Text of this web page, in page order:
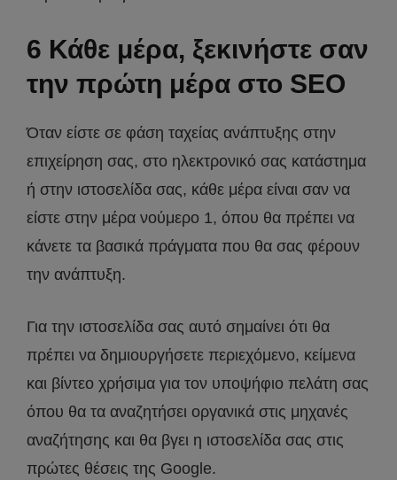
6 Κάθε μέρα, ξεκινήστε σαν
την πρώτη μέρα στο SEO
Όταν είστε σε φάση ταχείας ανάπτυξης στην
επιχείρηση σας, στο ηλεκτρονικό σας κατάστημα
ή στην ιστοσελίδα σας, κάθε μέρα είναι σαν να
είστε στην μέρα νούμερο 1, όπου θα πρέπει να
κάνετε τα βασικά πράγματα που θα σας φέρουν
την ανάπτυξη.
Για την ιστοσελίδα σας αυτό σημαίνει ότι θα
πρέπει να δημιουργήσετε περιεχόμενο, κείμενα
και βίντεο χρήσιμα για τον υποψήφιο πελάτη σας
όπου θα τα αναζητήσει οργανικά στις μηχανές
αναζήτησης και θα βγει η ιστοσελίδα σας στις
πρώτες θέσεις της Google.